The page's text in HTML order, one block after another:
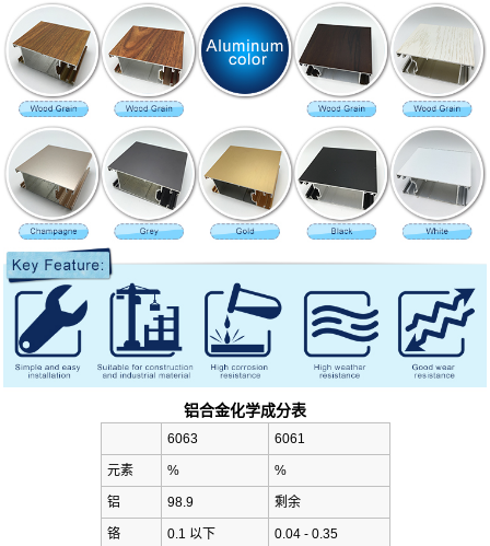
铝合金化学成分表
6063 6061
元素 % %
铝 98.9 剩余
铬 0.1 以下 0.04 - 0.35